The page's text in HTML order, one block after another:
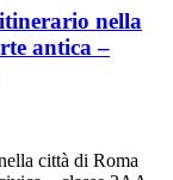
nella
antica –
città di Roma